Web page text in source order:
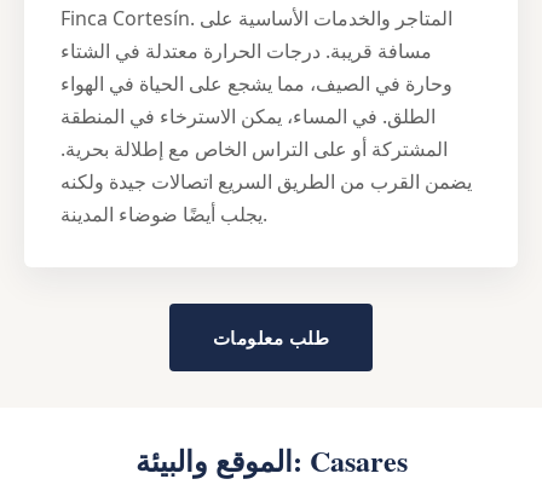
Finca Cortesín. المتاجر والخدمات الأساسية على
مسافة قريبة. درجات الحرارة معتدلة في الشتاء
وحارة في الصيف، مما يشجع على الحياة في الهواء
الطلق. في المساء، يمكن الاسترخاء في المنطقة
المشتركة أو على التراس الخاص مع إطلالة بحرية.
يضمن القرب من الطريق السريع اتصالات جيدة ولكنه
يجلب أيضًا ضوضاء المدينة.
طلب معلومات
الموقع والبيئة: Casares